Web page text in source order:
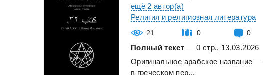
ещё 2 автор(а)
Религия и религиозная литература
21 0 0
Полный текст — 0 стр., 13.03.2026
Оригинальное арабское название —
в греческом пер...